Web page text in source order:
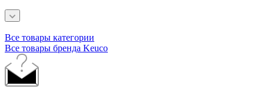
Все товары категории
Все товары бренда Keuco